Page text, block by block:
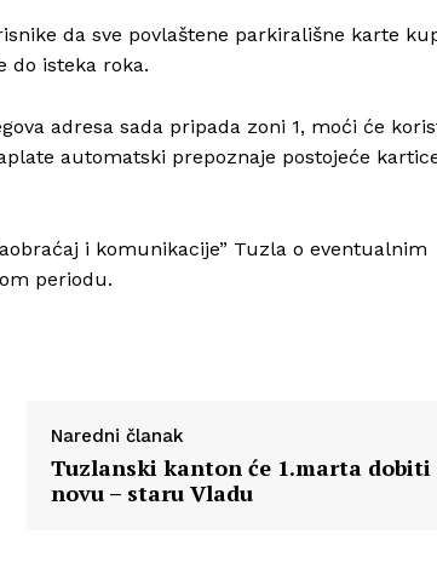
da sve povlaštene parkirališne karte
do isteka roka.
adresa sada pripada zoni 1, moći će
automatski prepoznaje postojeće
i komunikacije” Tuzla o eventualnim
periodu.
Naredni članak
Tuzlanski kanton će 1.marta dobiti
novu – staru Vladu